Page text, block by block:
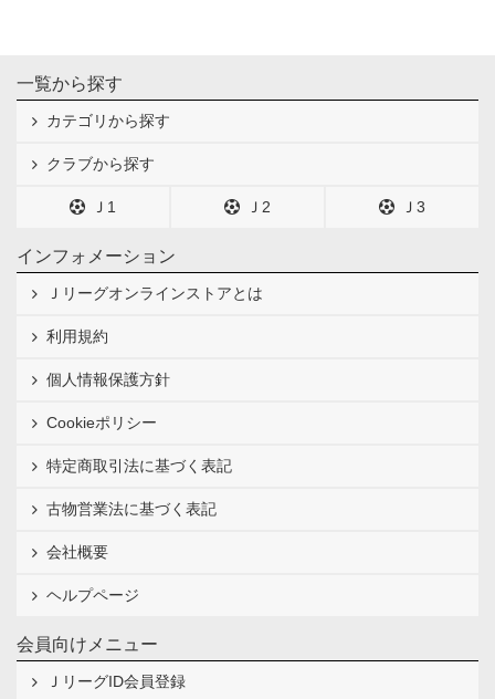
一覧から探す
カテゴリから探す
クラブから探す
Ｊ1 Ｊ2 Ｊ3
インフォメーション
Ｊリーグオンラインストアとは
利用規約
個人情報保護方針
Cookieポリシー
特定商取引法に基づく表記
古物営業法に基づく表記
会社概要
ヘルプページ
会員向けメニュー
ＪリーグID会員登録